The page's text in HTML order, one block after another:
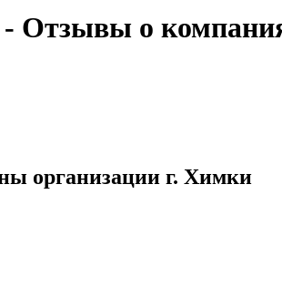
Отзывы о
организации г. Химки